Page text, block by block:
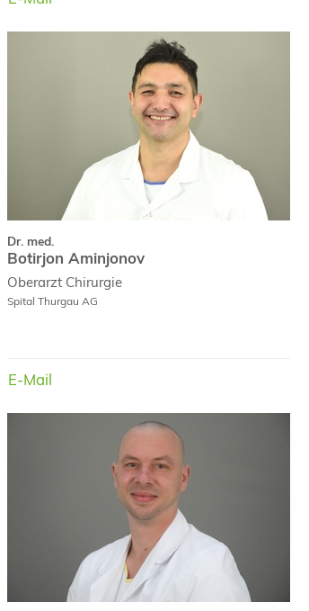
Dr. med.
Botirjon Aminjonov
Oberarzt Chirurgie
Spital Thurgau AG
E-Mail
Botirjon Aminjonov
Jan Chmielewski